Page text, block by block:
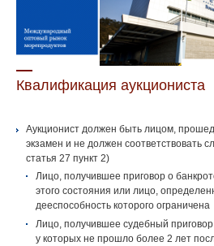
Квалификация аукциониста
Аукционист должен быть лицом,
экзамен и не должен соответствовать
статья 27 пункт 2)
Лицо, получившее приговор о
этого состояния или лицо,
дееспособность которого ограничена
Лицо, получившее судебный
у которых не прошло более 2 лет